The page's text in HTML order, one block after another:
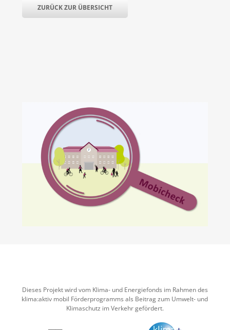
ZURÜCK ZUR ÜBERSICHT
Dieses Projekt wird vom Klima- und Energiefonds im Rahmen des
klima:aktiv mobil Förderprogramms als Beitrag zum Umwelt- und
Klimaschutz im Verkehr gefördert.